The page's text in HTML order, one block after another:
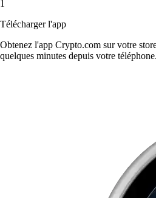
1
Télécharger l'app
Obtenez l'app Crypto.com sur votre
quelques minutes depuis votre téléphone.